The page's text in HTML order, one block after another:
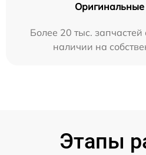
Оригинальные
Более 20 тыс. запчастей
наличии на
Этапы